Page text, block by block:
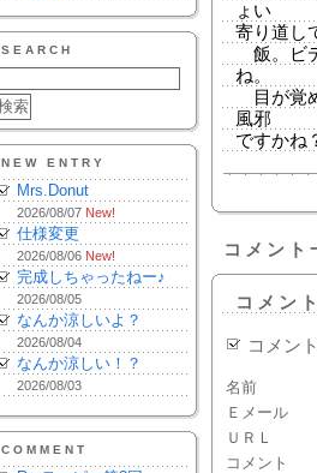
SEARCH
NEW ENTRY
Mrs.Donut
2026/08/07 New!
仕様変更
2026/08/06 New!
完成しちゃったねー♪
2026/08/05
なんか涼しいよ？
2026/08/04
なんか涼しい！？
2026/08/03
COMMENT
ょい
寄り道し
飯。ビ
ね。
目が覚
風邪
ですかね
コメント
コメン
コメン
名前
Ｅメール
ＵＲＬ
コメント